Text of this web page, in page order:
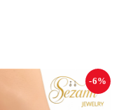
-6%